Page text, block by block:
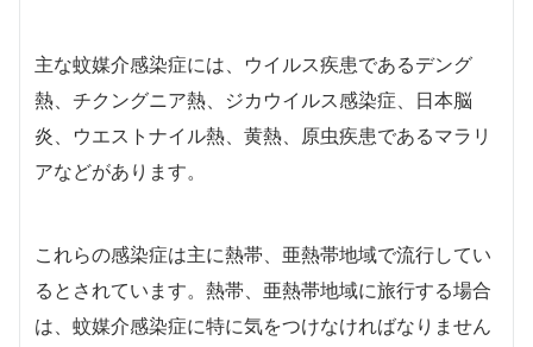
主な蚊媒介感染症には、ウイルス疾患であるデング
熱、チクングニア熱、ジカウイルス感染症、日本脳
炎、ウエストナイル熱、黄熱、原虫疾患であるマラリ
アなどがあります。
これらの感染症は主に熱帯、亜熱帯地域で流行してい
るとされています。熱帯、亜熱帯地域に旅行する場合
は、蚊媒介感染症に特に気をつけなければなりません